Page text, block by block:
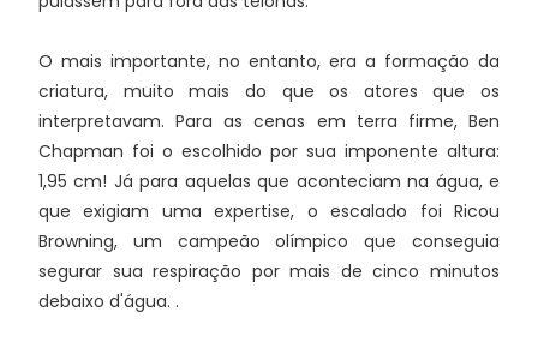
O mais importante, no entanto, era a formação da
criatura, muito mais do que os atores que os
interpretavam. Para as cenas em terra firme, Ben
Chapman foi o escolhido por sua imponente altura:
1,95 cm! Já para aquelas que aconteciam na água, e
que exigiam uma expertise, o escalado foi Ricou
Browning, um campeão olímpico que conseguia
segurar sua respiração por mais de cinco minutos
debaixo d'água. .